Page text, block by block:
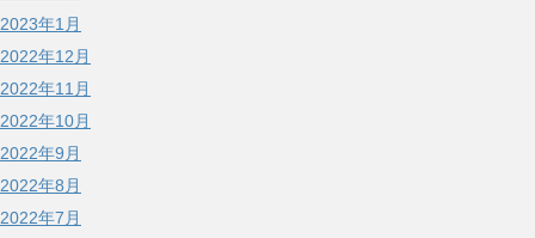
2023年1月
2022年12月
2022年11月
2022年10月
2022年9月
2022年8月
2022年7月